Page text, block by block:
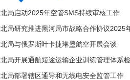
局启动2025年空管SMS持续审核工作
局研究推进黑河局市战略合作协议2025
局与俄罗斯叶卡捷琳堡航空开展会谈
局开展通航短途运输企业训练管理体系
局部署辖区通导和无线电安全监管工作